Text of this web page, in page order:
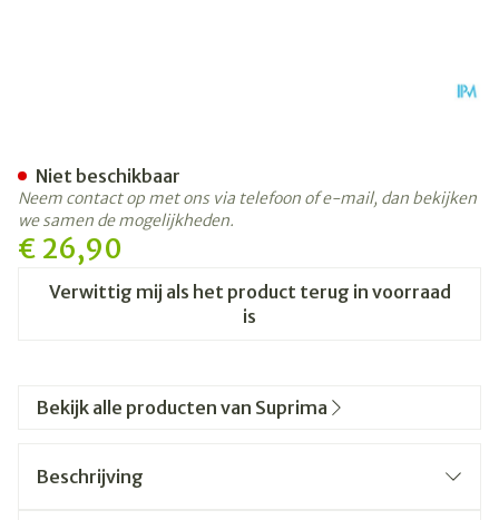
€ 26,90
Verwittig mij als het product terug in voorraad
is
Niet beschikbaar
Neem contact op met ons via telefoon of e-mail, dan bekijken
we samen de mogelijkheden.
Bekijk alle producten van Suprima
Beschrijving